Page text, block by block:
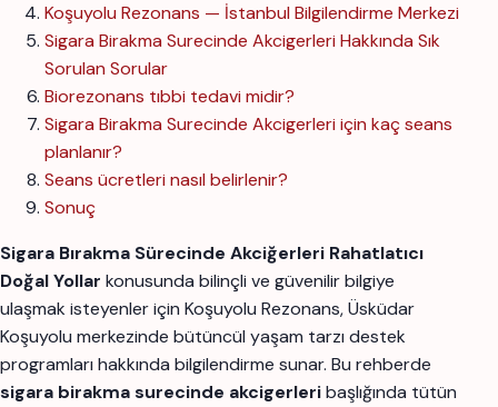
Koşuyolu Rezonans — İstanbul Bilgilendirme Merkezi
Sigara Birakma Surecinde Akcigerleri Hakkında Sık
Sorulan Sorular
Biorezonans tıbbi tedavi midir?
Sigara Birakma Surecinde Akcigerleri için kaç seans
planlanır?
Seans ücretleri nasıl belirlenir?
Sonuç
Sigara Bırakma Sürecinde Akciğerleri Rahatlatıcı
Doğal Yollar konusunda bilinçli ve güvenilir bilgiye
ulaşmak isteyenler için Koşuyolu Rezonans, Üsküdar
Koşuyolu merkezinde bütüncül yaşam tarzı destek
programları hakkında bilgilendirme sunar. Bu rehberde
sigara birakma surecinde akcigerleribaşlığında tütün